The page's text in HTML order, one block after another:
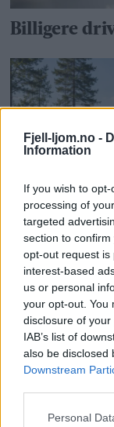
Fjell-ljom.no -
Information
If you wish to
processing of
targeted
section to
opt-out request is
interest-based
us or personal
your opt-out. You
disclosure of
IAB’s list of
also be disclosed
Downstream
Personal
Billigere
Vi kan
initiativer
min
Mest lest